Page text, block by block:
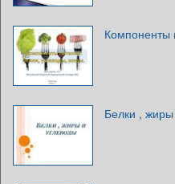
Компоненты
Белки ,